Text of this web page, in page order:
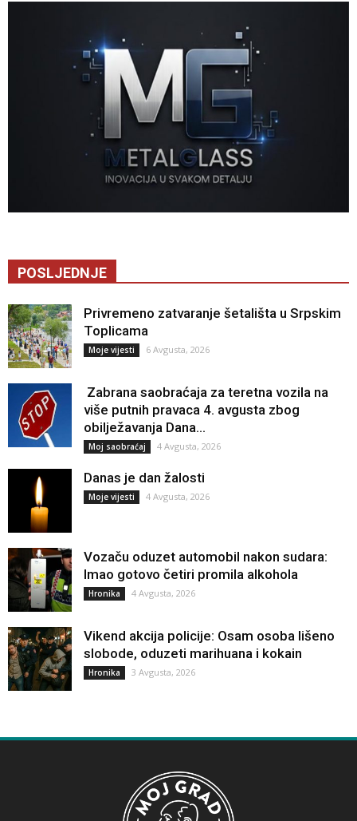
POSLJEDNJE
Privremeno zatvaranje šetališta u Srpskim
Toplicama
Moje vijesti 6 Avgusta, 2026
Zabrana saobraćaja za teretna vozila na
više putnih pravaca 4. avgusta zbog
obilježavanja Dana...
Moj saobraćaj 4 Avgusta, 2026
Danas je dan žalosti
Moje vijesti 4 Avgusta, 2026
Vozaču oduzet automobil nakon sudara:
Imao gotovo četiri promila alkohola
Hronika 4 Avgusta, 2026
Vikend akcija policije: Osam osoba lišeno
slobode, oduzeti marihuana i kokain
Hronika 3 Avgusta, 2026